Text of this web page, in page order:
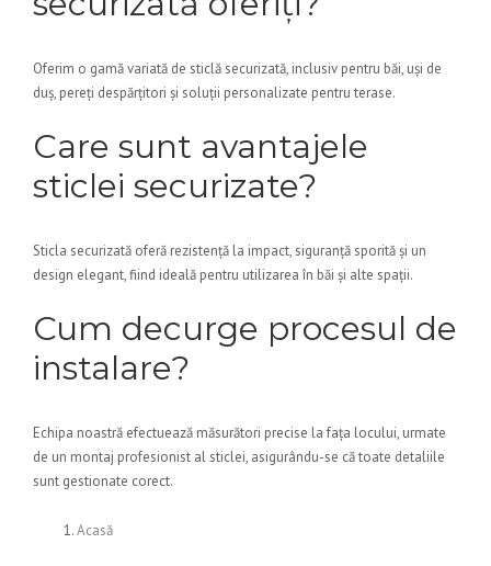
Oferim o gamă variată de sticlă securizată, inclusiv pentru băi, uși de
duș, pereți despărțitori și soluții personalizate pentru terase.
Care sunt avantajele
sticlei securizate?
Sticla securizată oferă rezistență la impact, siguranță sporită și un
design elegant, fiind ideală pentru utilizarea în băi și alte spații.
Cum decurge procesul de
instalare?
Echipa noastră efectuează măsurători precise la fața locului, urmate
de un montaj profesionist al sticlei, asigurându-se că toate detaliile
sunt gestionate corect.
Acasă